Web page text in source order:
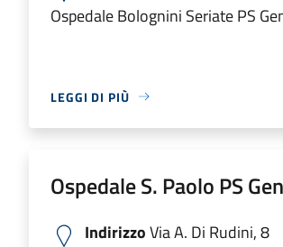
Ospedale Bolognini Seriate PS
LEGGI DI PIÙ
Ospedale S. Paolo PS
IndirizzoVia A. Di Rudini, 8